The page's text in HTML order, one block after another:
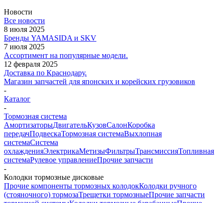
Новости
Все новости
8 июля 2025
Бренды YAMASIDA и SKV
7 июля 2025
Ассортимент на популярные модели.
12 февраля 2025
Доставка по Краснодару.
Магазин запчастей для японских и корейских грузовиков
-
Каталог
-
Тормозная система
АмортизаторыДвигательКузовСалонКоробка
передачПодвескаТормозная системаВыхлопная
системаСистема
охлажденияЭлектрикаМетизыФильтрыТрансмиссияТопливная
системаРулевое управлениеПрочие запчасти
-
Колодки тормозные дисковые
Прочие компоненты тормозных колодокКолодки ручного
(стояночного) тормозаТрещетки тормозныеПрочие запчасти